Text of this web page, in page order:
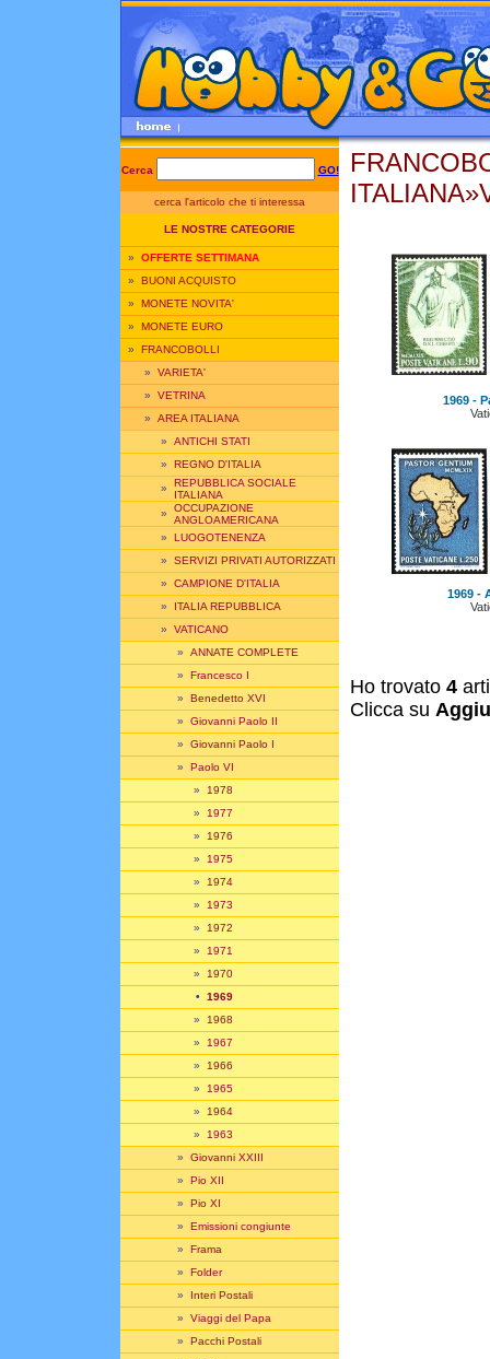
Cerca GO!
cerca l'articolo che ti interessa
LE NOSTRE CATEGORIE
» OFFERTE SETTIMANA
» BUONI ACQUISTO
» MONETE NOVITA'
» MONETE EURO
» FRANCOBOLLI
» VARIETA'
» VETRINA
» AREA ITALIANA
» ANTICHI STATI
» REGNO D'ITALIA
» REPUBBLICA SOCIALE
ITALIANA
» OCCUPAZIONE
ANGLOAMERICANA
» LUOGOTENENZA
» SERVIZI PRIVATI AUTORIZZATI
» CAMPIONE D'ITALIA
» ITALIA REPUBBLICA
» VATICANO
» ANNATE COMPLETE
» Francesco I
» Benedetto XVI
» Giovanni Paolo II
» Giovanni Paolo I
» Paolo VI
» 1978
» 1977
» 1976
» 1975
» 1974
» 1973
» 1972
» 1971
» 1970
• 1969
» 1968
» 1967
» 1966
» 1965
» 1964
» 1963
» Giovanni XXIII
» Pio XII
» Pio XI
» Emissioni congiunte
» Frama
» Folder
» Interi Postali
» Viaggi del Papa
» Pacchi Postali
1969 -
1969 -
Ho trovato 4
Clicca su